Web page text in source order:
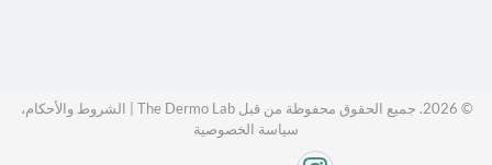
©
2026. جميع الحقوق محفوظة من قبل The Dermo Lab |
الشروط والأحكام،
سياسة الخصوصية